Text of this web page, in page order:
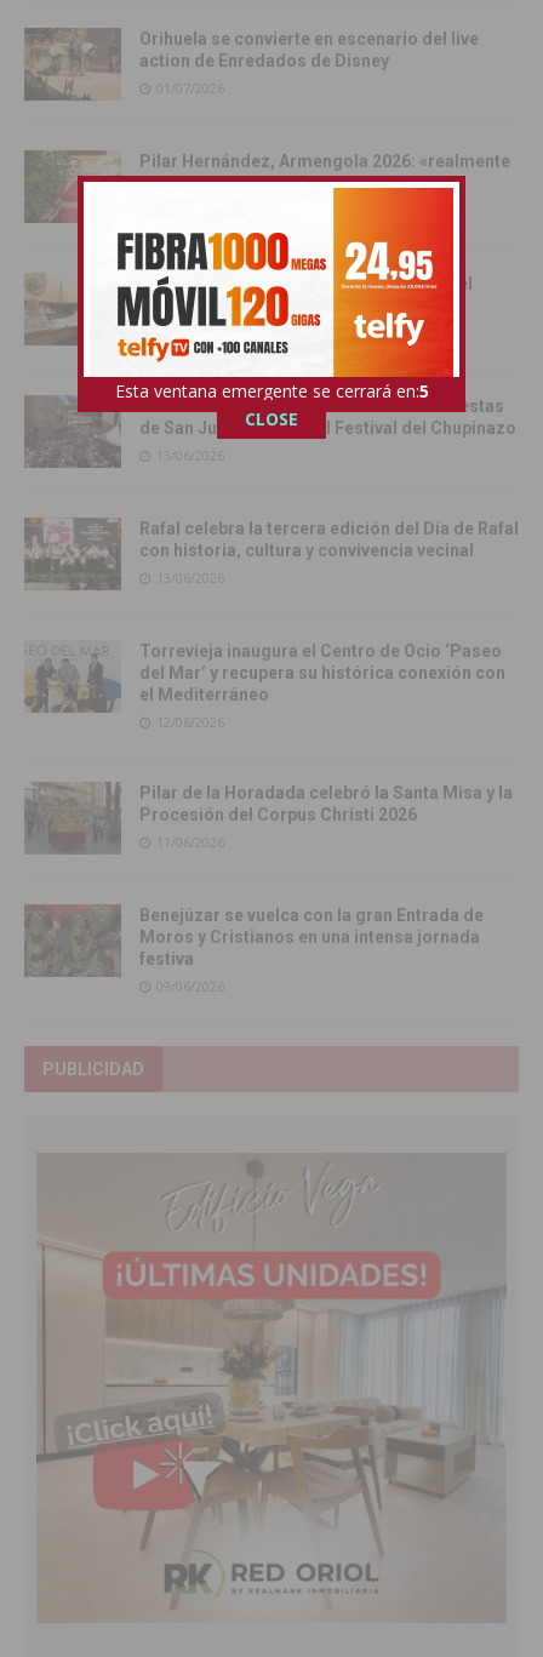
Orihuela se convierte en escenario del live
action de Enredados de Disney
01/07/2026
Pilar Hernández, Armengola 2026: «realmente
soy una Armengola ‘Armengola'»
Las senadoras de la Vega Baja acercan el
Senado a la comarca
Catral da el pistoletazo de salida a las fiestas
de San Juan 2026 con el Festival del Chupinazo
13/06/2026
Rafal celebra la tercera edición del Día de Rafal
con historia, cultura y convivencia vecinal
13/06/2026
Torrevieja inaugura el Centro de Ocio ‘Paseo
del Mar’ y recupera su histórica conexión con
el Mediterráneo
12/06/2026
Pilar de la Horadada celebró la Santa Misa y la
Procesión del Corpus Christi 2026
11/06/2026
Benejúzar se vuelca con la gran Entrada de
Moros y Cristianos en una intensa jornada
festiva
09/06/2026
PUBLICIDAD
Esta ventana emergente se cerrará en:3
CLOSE